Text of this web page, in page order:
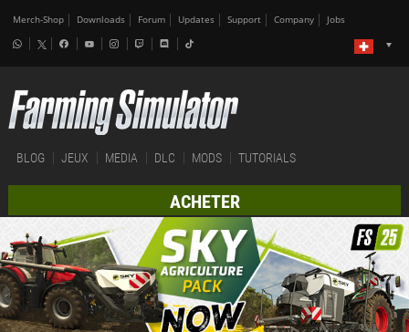
Merch-Shop Downloads Forum Updates Support Company Jobs
BLOG JEUX MEDIA DLC MODS TUTORIALS
ACHETER